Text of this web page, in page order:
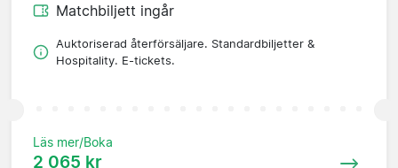
Matchbiljett ingår
Auktoriserad återförsäljare. Standardbiljetter &
Hospitality. E-tickets.
Läs mer/Boka
2 065 kr